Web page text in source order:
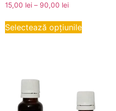
15,00 lei – 90,00 lei
Selectează opțiunile